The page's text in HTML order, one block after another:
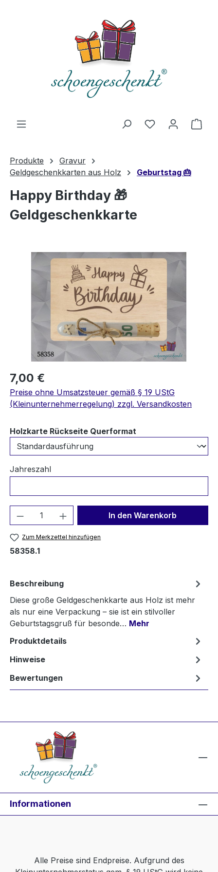
Du hast 0
Produkte
Gravur
Geldgeschenkkarten aus Holz
Geburtstag 🎂
Happy Birthday 🎁
Geldgeschenkkarte
Bildergalerie überspringen
7,00 €
Preise ohne Umsatzsteuer gemäß § 19 UStG
(Kleinunternehmerregelung) zzgl. Versandkosten
Holzkarte Rückseite Querformat
Jahreszahl
Produkt Anzahl: Gib denIn den Warenkorb
Zum Merkzettel hinzufügen
58358.1
Beschreibung
Diese große Geldgeschenkkarte aus Holz ist mehr
als nur eine Verpackung – sie ist ein stilvoller
Geburtstagsgruß für besonde… Mehr
Produktdetails
Hinweise
Bewertungen
Informationen
Alle Preise sind Endpreise. Aufgrund des